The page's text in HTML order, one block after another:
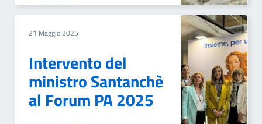
21 Maggio 2025
Intervento del
ministro Santanchè
al Forum PA 2025